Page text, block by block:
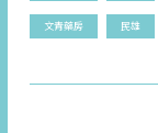
文青藥房 民雄